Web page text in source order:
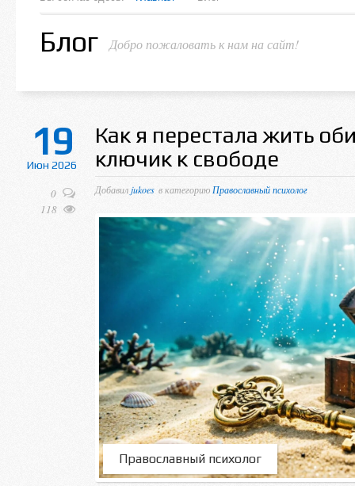
Блог Добро пожаловать к нам на сайт!
19
Июн 2026
0
118
Как я перестала жить
ключик к свободе
Добавил jukoes в категорию Православный психолог
Православный психолог